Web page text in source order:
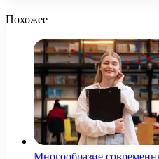
Похожее